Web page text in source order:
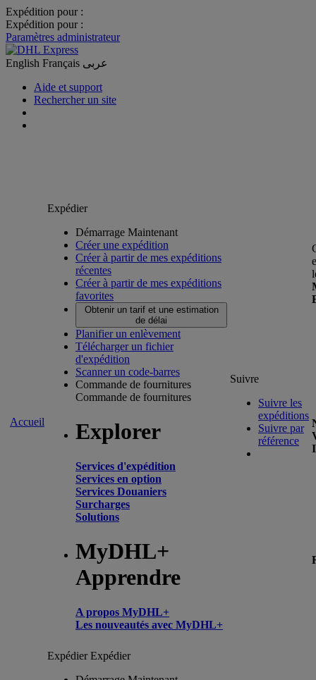
Expédition pour :
Expédition pour :
Paramètres administrateur
English Français عربى
Aide et support
Rechercher un site
Accueil
Expédier
Démarrage Maintenant
Créer une expédition
Créer à partir de mes expéditions
récentes
Créer à partir de mes expéditions
favorites
Obtenir un tarif et une estimation
de délai
Planifier un enlèvement
Télécharger un fichier
d'expédition
Scanner un code-barres
Commande de fournitures
Commande de fournitures
Explorer
Services d'expédition
Services en option
Services Douaniers
Surcharges
Solutions
MyDHL+
Apprendre
A propos MyDHL+
Les nouveautés avec MyDHL+
Suivre
Suivre les
expéditions
Suivre par
référence
ExpédierExpédier